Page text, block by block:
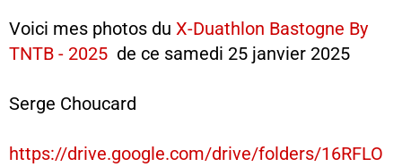
Voici mes photos du X-Duathlon Bastogne By
TNTB - 2025 de ce samedi 25 janvier 2025
Serge Choucard
https://drive.google.com/drive/folders/16RFLO